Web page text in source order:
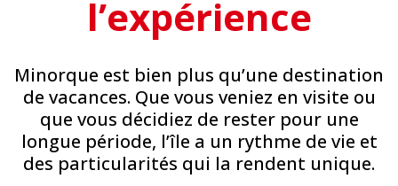
l’expérience
Minorque est bien plus qu’une destination
de vacances. Que vous veniez en visite ou
que vous décidiez de rester pour une
longue période, l’île a un rythme de vie et
des particularités qui la rendent unique.